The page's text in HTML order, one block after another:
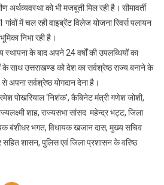
अर्थव्यवस्था को भी मजबूती मिल रही है। सीमावर्ती
गांवों में चल रही वाइब्रेंट विलेज योजना रिवर्स पलायन
निभा रही है।
के बाद अपने 24 वर्षों की उपलब्धियों का
साथ उत्तराखण्ड को देश का सर्वश्रेष्ठ राज्य बनाने के
अपना सर्वश्रेष्ठ योगदान देना है।
पोखरियाल ‘निशंक’, कैबिनेट मंत्री गणेश जोशी,
शाह, राज्यसभा सांसद महेन्द्र भट्ट, जिला
बंशीधर भगत, विधायक खजान दास, मुख्य सचिव
सहित शासन, पुलिस एवं जिला प्रशासन के वरिष्ठ